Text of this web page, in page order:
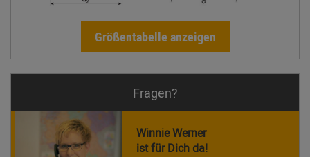
Größentabelle anzeigen
Fragen?
Winnie Werner
ist für Dich da!